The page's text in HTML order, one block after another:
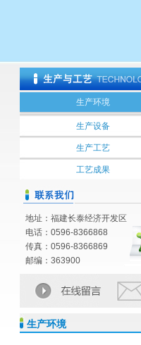
生产环境
生产设备
生产工艺
工艺成果
地址：福建长泰经济开发区
电话：0596-8366868
传真：0596-8366869
邮编：363900
生产环境